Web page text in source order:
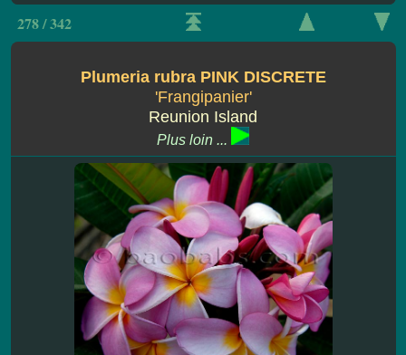
278 / 342
Plumeria rubra PINK DISCRETE
'Frangipanier'
Reunion Island
Plus loin ...